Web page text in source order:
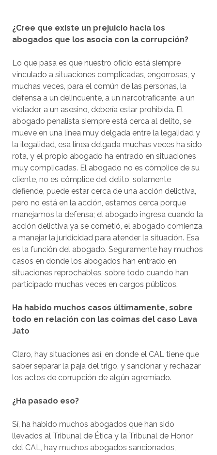
¿Cree que existe un prejuicio hacia los
abogados que los asocia con la corrupción?
Lo que pasa es que nuestro oficio está siempre
vinculado a situaciones complicadas, engorrosas, y
muchas veces, para el común de las personas, la
defensa a un delincuente, a un narcotraficante, a un
violador, a un asesino, debería estar prohibida. El
abogado penalista siempre está cerca al delito, se
mueve en una línea muy delgada entre la legalidad y
la ilegalidad, esa línea delgada muchas veces ha sido
rota, y el propio abogado ha entrado en situaciones
muy complicadas. El abogado no es cómplice de su
cliente, no es cómplice del delito, solamente
defiende, puede estar cerca de una acción delictiva,
pero no está en la acción, estamos cerca porque
manejamos la defensa; el abogado ingresa cuando la
acción delictiva ya se cometió, el abogado comienza
a manejar la juridicidad para atender la situación. Esa
es la función del abogado. Seguramente hay muchos
casos en donde los abogados han entrado en
situaciones reprochables, sobre todo cuando han
participado muchas veces en cargos públicos.
Ha habido muchos casos últimamente, sobre
todo en relación con las coimas del caso Lava
Jato
Claro, hay situaciones así, en donde el CAL tiene que
saber separar la paja del trigo, y sancionar y rechazar
los actos de corrupción de algún agremiado.
¿Ha pasado eso?
Sí, ha habido muchos abogados que han sido
llevados al Tribunal de Ética y la Tribunal de Honor
del CAL, hay muchos abogados sancionados,